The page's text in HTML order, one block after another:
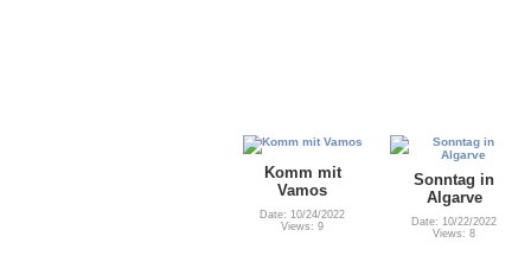
Komm mit
Vamos
Date: 10/24/2022
Views: 9
Sonntag in
Algarve
Date: 10/22/2022
Views: 8